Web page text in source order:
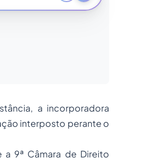
a incorporadora
interposto perante o
9ª Câmara de Direito